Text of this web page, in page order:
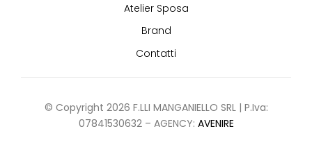
Atelier Sposa
Brand
Contatti
© Copyright 2026 F.LLI MANGANIELLO SRL | P.Iva:
07841530632 – AGENCY: AVENIRE